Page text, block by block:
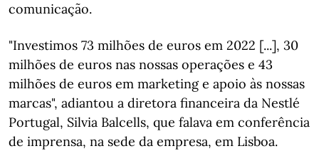
comunicação.
"Investimos 73 milhões de euros em 2022 [...], 30
milhões de euros nas nossas operações e 43
milhões de euros em marketing e apoio às nossas
marcas", adiantou a diretora financeira da Nestlé
Portugal, Silvia Balcells, que falava em conferência
de imprensa, na sede da empresa, em Lisboa.